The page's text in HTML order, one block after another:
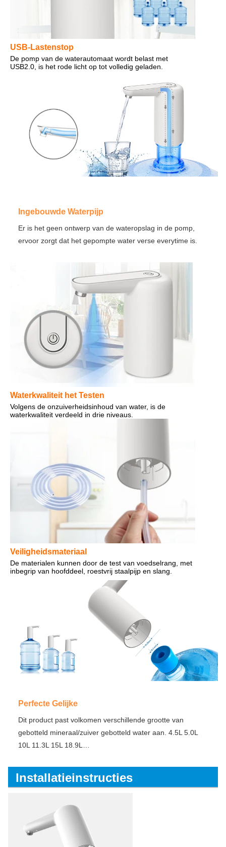
USB-Lastenstop
De pomp van de waterautomaat wordt belast met
USB2.0, is het rode licht op tot volledig geladen.
Ingebouwde Waterpijp
Er is het geen ontwerp van de wateropslag in de pomp,
ervoor zorgt dat het gepompte water verse everytime is.
Waterkwaliteit het Testen
Volgens de onzuiverheidsinhoud van water, is de
waterkwaliteit verdeeld in drie niveaus.
Veiligheidsmateriaal
De materialen kunnen door de test van voedselrang, met
inbegrip van hoofddeel, roestvrij staalpijp en slang.
Perfecte Gelijke
Dit product past volkomen verschillende grootte van
gebotteld mineraal/zuiver gebotteld water aan. 4.5L 5.0L
10L 11.3L 15L 18.9L…
Installatieinstructies